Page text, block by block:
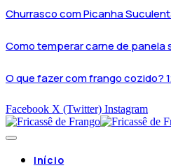
Churrasco com Picanha
Como temperar carne de panela
O que fazer com frango cozido?
Facebook X (Twitter) Instagram
Início